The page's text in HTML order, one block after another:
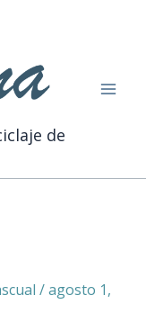
de
/agosto 1,